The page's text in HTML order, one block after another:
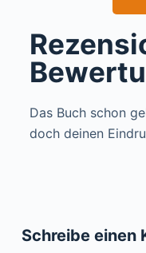
Das Buch schon
doch deinen
Schreibe einen